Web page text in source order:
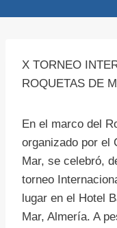
X TORNEO
ROQUETAS DE
En el marco del
organizado por el
Mar, se celebró,
torneo
lugar en el Hotel
Mar, Almería. A